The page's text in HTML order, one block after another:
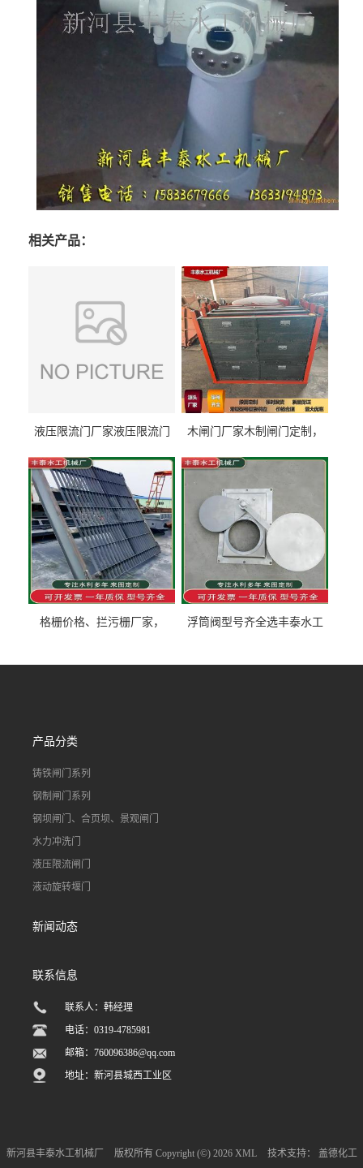
相关产品：
液压限流门厂家液压限流门
泰制造
木闸门厂家木制闸门定制，
型号齐全
格栅价格、拦污栅厂家，
浮筒阀型号齐全选丰泰水工
道水库电站污水处理钢制闸
产品分类
铸铁闸门系列
钢制闸门系列
钢坝闸门、合页坝、景观闸门
水力冲洗门
液压限流闸门
液动旋转堰门
新闻动态
联系信息
联系人：韩经理
电话：0319-4785981
邮箱：760096386@qq.com
地址：新河县城西工业区
新河县丰泰水工机械厂 版权所有 Copyright (©) 2026 XML 技术支持：
盖德化工